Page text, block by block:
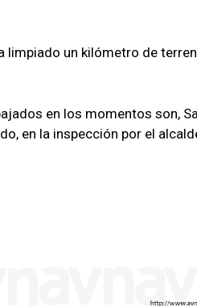
limpiado un kilómetro de
en los momentos son,
en la inspección por el